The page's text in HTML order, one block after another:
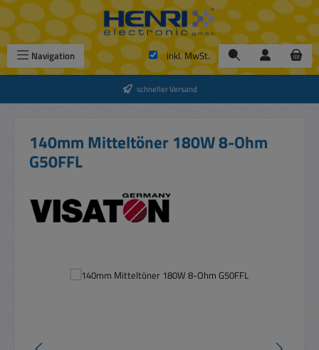
Zum Hauptinhalt springen
Navigation inkl. MwSt.
schneller Versand
140mm Mitteltöner 180W 8-Ohm
G50FFL
Bildergalerie überspringen